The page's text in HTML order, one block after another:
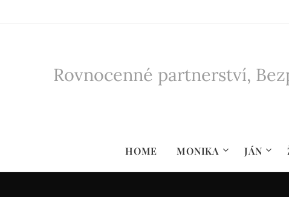
Rovnocenné partnerství,
HOME MONIKA JÁN